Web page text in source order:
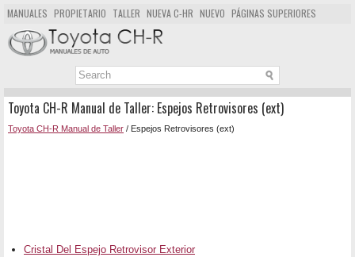
MANUALES PROPIETARIO TALLER NUEVA C-HR NUEVO PÁGINAS SUPERIORES
MAPA DEL SITIO
BUSCAR
Toyota CH-R Manual de Taller: Espejos Retrovisores (ext)
Toyota CH-R Manual de Taller / Espejos Retrovisores (ext)
Cristal Del Espejo Retrovisor Exterior